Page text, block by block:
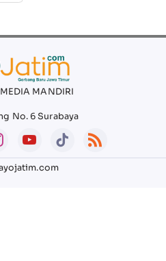
MANDIRI
No. 6 Surabaya